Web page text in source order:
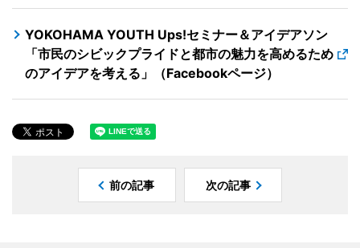
YOKOHAMA YOUTH Ups!セミナー＆アイデアソン
「市民のシビックプライドと都市の魅力を高めるため
のアイデアを考える」（Facebookページ）
前の記事 次の記事